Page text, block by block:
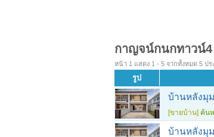
กาญจน์กนกทาวน์
หน้า 1 แสดง 1 - 5 จากทั้งหมด 5 ปร
รูป
บ้านหลังมุ
[ขายบ้าน] ค้น
บ้านหลังมุ